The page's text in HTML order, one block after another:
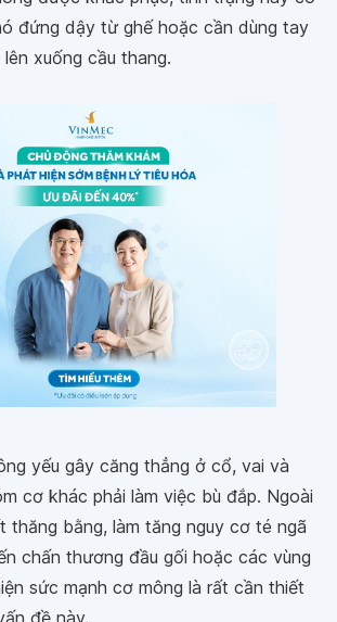
đứng dậy từ ghế hoặc cần dùng tay
xuống cầu thang.
yếu gây căng thẳng ở cổ, vai và
cơ khác phải làm việc bù đắp. Ngoài
thăng bằng, làm tăng nguy cơ té ngã
chấn thương đầu gối hoặc các vùng
sức mạnh cơ mông là rất cần thiết
đề này.